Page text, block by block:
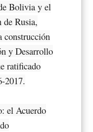
Bolivia y el
de Rusia,
construcción
y Desarrollo
ratificado
2017.
el Acuerdo